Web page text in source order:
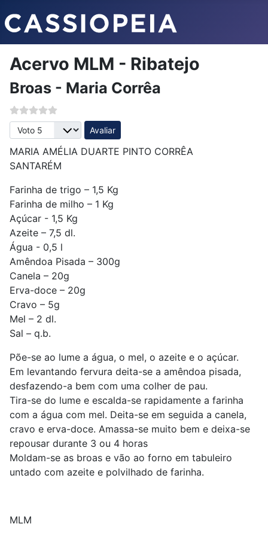
Acervo MLM - Ribatejo
Broas - Maria Corrêa
Avalie, por favor
MARIA AMÉLIA DUARTE PINTO CORRÊA
SANTARÉM
Farinha de trigo – 1,5 Kg
Farinha de milho – 1 Kg
Açúcar - 1,5 Kg
Azeite – 7,5 dl.
Água - 0,5 l
Amêndoa Pisada – 300g
Canela – 20g
Erva-doce – 20g
Cravo – 5g
Mel – 2 dl.
Sal – q.b.
Põe-se ao lume a água, o mel, o azeite e o açúcar.
Em levantando fervura deita-se a amêndoa pisada,
desfazendo-a bem com uma colher de pau.
Tira-se do lume e escalda-se rapidamente a farinha
com a água com mel. Deita-se em seguida a canela,
cravo e erva-doce. Amassa-se muito bem e deixa-se
repousar durante 3 ou 4 horas
Moldam-se as broas e vão ao forno em tabuleiro
untado com azeite e polvilhado de farinha.
MLM